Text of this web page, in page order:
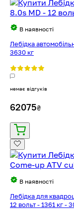
В наявності
Лебідка
3630 кг
немає відгуків
62075₴
В наявності
Лебідка для
12 вольт - 1361 кг -